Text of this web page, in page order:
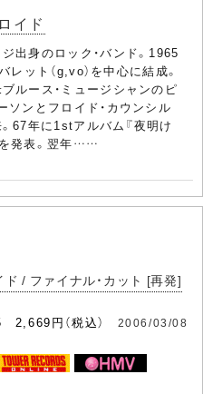
イド
出身のロック・バンド。1965
レット（g,vo）を中心に結成。
ルース・ミュージシャンのピ
ソンとフロイド・カウンシル
67年に1stアルバム『夜明け
発表。翌年……
ド / ファイナル・カット [再発]
2,669円（税込） 2006/03/08